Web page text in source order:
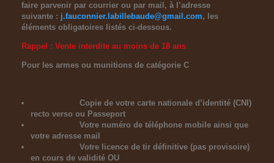
faire parvenir par courrier ou par mail, à l’adresse
suivante : j.fauconnier.labillebaude@gmail.com, les
éléments obligatoires listés ci-dessous.
Rappel : Vente interdite au moins de 18 ans
Pour les armes ou munitions de catégorie C
Copie de votre carte nationale d’identité (CNI)
recto verso ou Passeport
Votre numéro de téléphone mobile ainsi que
votre adresse mail
Votre licence de tir définitive (pas provisoire)
en cours de validité OU